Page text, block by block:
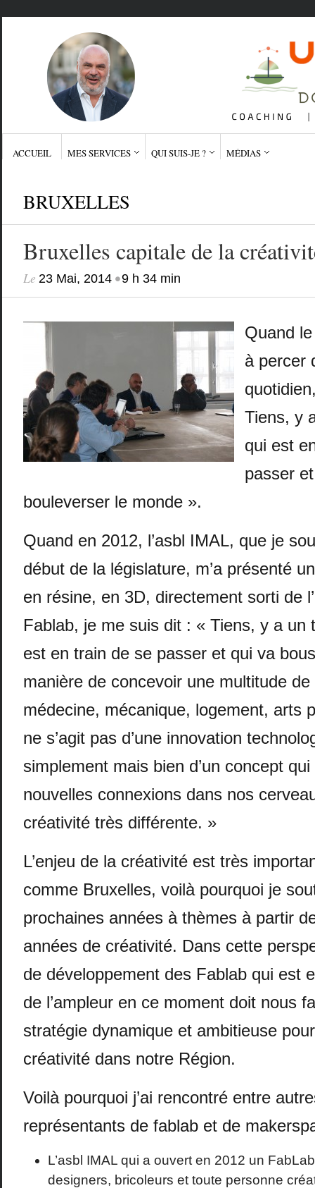
ACCUEIL MES SERVICES QUI SUIS-JE ? MÉDIAS
BRUXELLES
Bruxelles capitale de la
Le 23 Mai, 2014•9 h 34 min
Quand
à percer
Tiens, y
qui est
passer
bouleverser le monde ».
Quand en 2012, l’asbl IMAL, que je
début de la législature, m’a présenté
en résine, en 3D, directement sorti de
Fablab, je me suis dit : « Tiens, y a un
est en train de se passer et qui va
manière de concevoir une multitude
médecine, mécanique, logement, arts
ne s’agit pas d’une innovation
simplement mais bien d’un concept
nouvelles connexions dans nos
créativité très différente. »
L’enjeu de la créativité est très
comme Bruxelles, voilà pourquoi je
prochaines années à thèmes à partir
années de créativité. Dans cette
de développement des Fablab qui est
de l’ampleur en ce moment doit nous
stratégie dynamique et ambitieuse
créativité dans notre Région.
Voilà pourquoi j’ai rencontré entre
représentants de fablab et de
L’asbl IMAL qui a ouvert en 2012 un
designers, bricoleurs et toute personne